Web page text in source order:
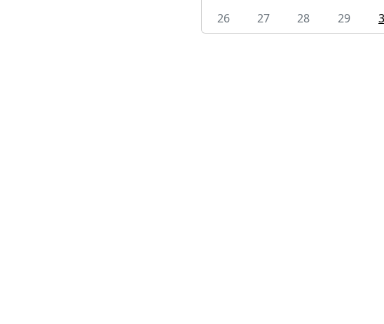
26
27 28 29